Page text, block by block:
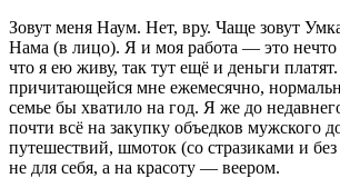
Зовут меня Наум. Нет, вру. Чаще зовут
Нама (в лицо). Я и моя работа — это нечто
что я ею живу, так тут ещё и деньги
причитающейся мне ежемесячно,
семье бы хватило на год. Я же до
почти всё на закупку объедков мужского
путешествий, шмоток (со стразиками и
не для себя, а на красоту — веером.